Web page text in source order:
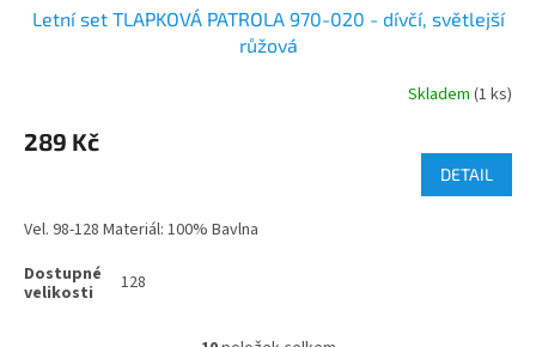
Letní set TLAPKOVÁ PATROLA 970-020 - dívčí, světlejší
růžová
Skladem (1 ks)
289 Kč
DETAIL
Vel. 98-128 Materiál: 100% Bavlna
128